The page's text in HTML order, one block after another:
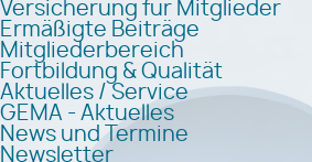
Versicherung für Mitglieder
Ermäßigte Beiträge
Mitgliederbereich
Fortbildung & Qualität
Aktuelles / Service
GEMA - Aktuelles
News und Termine
Newsletter